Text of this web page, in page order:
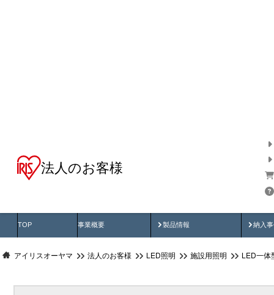
法人のお客様
TOP 事業概要 製品情報
製品動画 納入
納
アイリスオーヤマ 法人のお客様 LED照明 施設用照明 LED一体